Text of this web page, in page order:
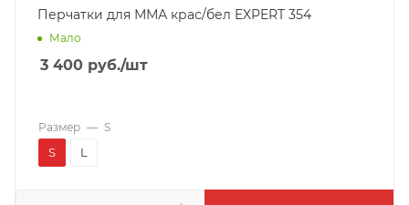
Перчатки для ММА крас/бел EXPERT 354
Мало
3 400 руб./шт
Размер — S
S L